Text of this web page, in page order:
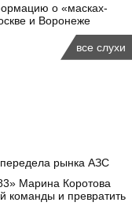
о «масках-
и Воронеже
все слухи
передела рынка АЗС
Марина Коротова
команды и превратить